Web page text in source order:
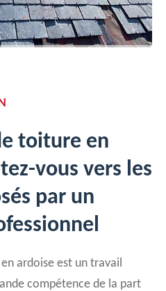
toiture en
vous vers les
par un
ardoise est un travail
compétence de la part